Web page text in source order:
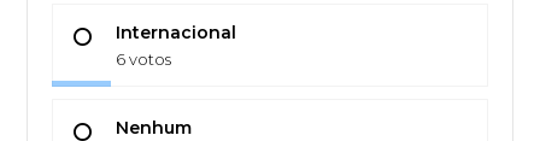
Internacional
6 votos
Nenhum